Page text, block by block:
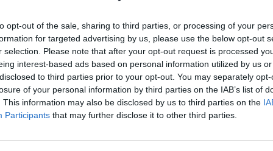
opt-out of the sale, sharing to third parties, or processing of your
for targeted advertising by us, please use the below opt-out
selection. Please note that after your opt-out request is processed
interest-based ads based on personal information utilized by us
to third parties prior to your opt-out. You may separately
of your personal information by third parties on the IAB’s list of
This information may also be disclosed by us to third parties on the
Participants that may further disclose it to other third parties.
considera que el modelo de
seleccionados afectaría a la
de medicamentos en las
y novedades Redacción
09/04/2025
de la distribución ve en la tramitación de esta